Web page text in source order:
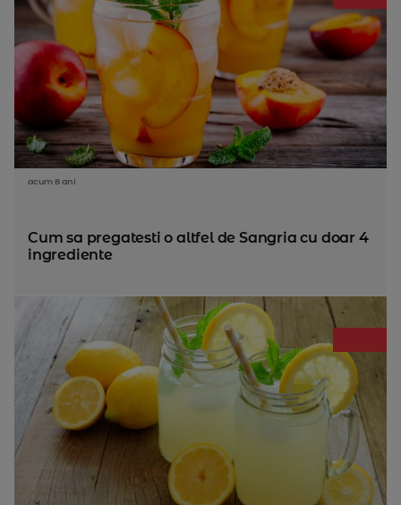
acum 8 ani
Cum sa pregatesti o altfel de Sangria cu doar 4
ingrediente